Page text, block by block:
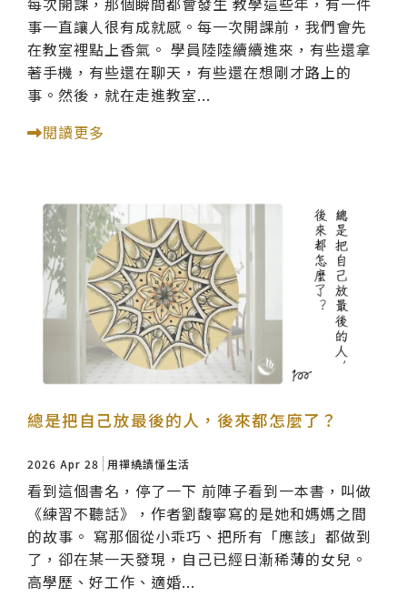
事一直讓人很有成就感。每一次開課前，我們會先
在教室裡點上香氣。 學員陸陸續續進來，有些還拿
著手機，有些還在聊天，有些還在想剛才路上的
事。然後，就在走進教室...
閱讀更多
總是把自己放最後的人，後來都怎麼了？
2026 Apr 28 用禪繞讀懂生活
看到這個書名，停了一下 前陣子看到一本書，叫做
《練習不聽話》，作者劉馥寧寫的是她和媽媽之間
的故事。 寫那個從小乖巧、把所有「應該」都做到
了，卻在某一天發現，自己已經日漸稀薄的女兒。
高學歷、好工作、適婚...